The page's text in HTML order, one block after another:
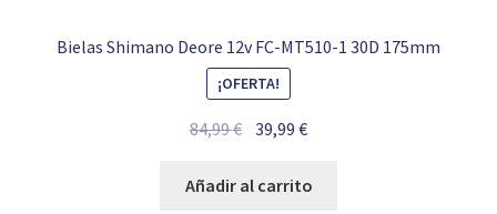
Bielas Shimano Deore 12v FC-MT510-1 30D 175mm
¡OFERTA!
84,99€ El
original
39,99€El
actual
Añadir al carrito